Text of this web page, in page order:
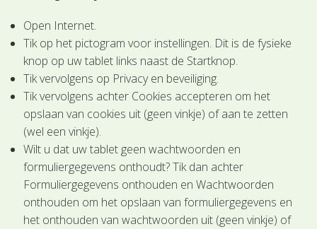
Open Internet.
Tik op het pictogram voor instellingen. Dit is de fysieke
knop op uw tablet links naast de Startknop.
Tik vervolgens op Privacy en beveiliging.
Tik vervolgens achter Cookies accepteren om het
opslaan van cookies uit (geen vinkje) of aan te zetten
(wel een vinkje).
Wilt u dat uw tablet geen wachtwoorden en
formuliergegevens onthoudt? Tik dan achter
Formuliergegevens onthouden en Wachtwoorden
onthouden om het opslaan van formuliergegevens en
het onthouden van wachtwoorden uit (geen vinkje) of